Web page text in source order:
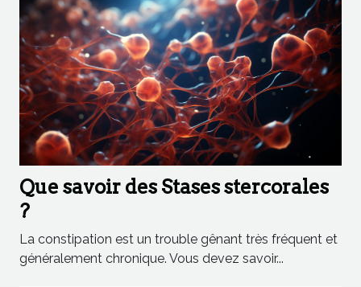
Que savoir des Stases stercorales
?
La constipation est un trouble gênant très fréquent et
généralement chronique. Vous devez savoir...